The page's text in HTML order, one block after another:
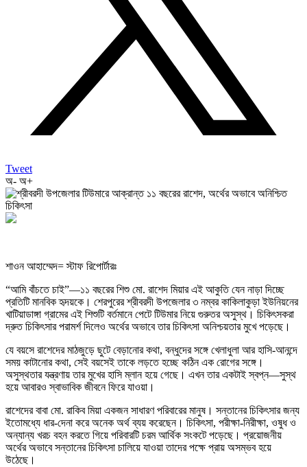
Tweet
অ- অ+
শাওন আহাম্মেদ= স্টাফ রিপোর্টারঃ
“আমি বাঁচতে চাই”—১১ বছরের শিশু মো. রাশেদ মিয়ার এই আকুতি যেন নাড়া দিচ্ছে
প্রতিটি মানবিক হৃদয়কে। শেরপুরের শ্রীবরদী উপজেলার ৩ নম্বর কাকিলাকুড়া ইউনিয়নের
খাটিয়াডাঙ্গা গ্রামের এই শিশুটি বর্তমানে পেটে টিউমার নিয়ে গুরুতর অসুস্থ। চিকিৎসকরা
দ্রুত চিকিৎসার পরামর্শ দিলেও অর্থের অভাবে তার চিকিৎসা অনিশ্চয়তার মুখে পড়েছে।
যে বয়সে রাশেদের মাঠজুড়ে ছুটে বেড়ানোর কথা, বন্ধুদের সঙ্গে খেলাধুলা আর হাসি-আনন্দে
সময় কাটানোর কথা, সেই বয়সেই তাকে লড়তে হচ্ছে কঠিন এক রোগের সঙ্গে।
অসুস্থতার যন্ত্রণায় তার মুখের হাসি ম্লান হয়ে গেছে। এখন তার একটাই স্বপ্ন—সুস্থ
হয়ে আবারও স্বাভাবিক জীবনে ফিরে যাওয়া।
রাশেদের বাবা মো. রাকিব মিয়া একজন সাধারণ পরিবারের মানুষ। সন্তানের চিকিৎসার জন্য
ইতোমধ্যে ধার-দেনা করে অনেক অর্থ ব্যয় করেছেন। চিকিৎসা, পরীক্ষা-নিরীক্ষা, ওষুধ ও
অন্যান্য খরচ বহন করতে গিয়ে পরিবারটি চরম আর্থিক সংকটে পড়েছে। প্রয়োজনীয়
অর্থের অভাবে সন্তানের চিকিৎসা চালিয়ে যাওয়া তাদের পক্ষে প্রায় অসম্ভব হয়ে
উঠেছে।